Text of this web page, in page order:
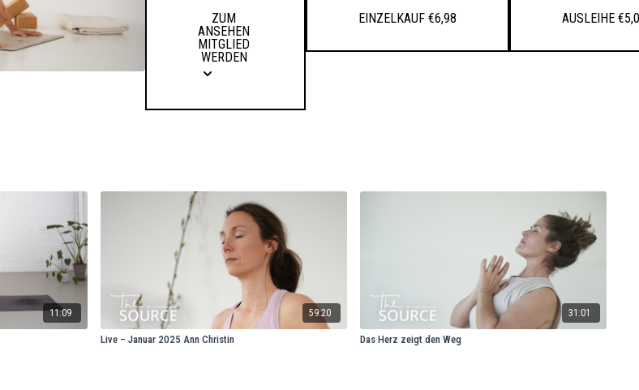
ZUM
ANSEHEN
MITGLIED
WERDEN
Einzelkauf €6,98 Ausleihe
11:09 59:20
Live – Januar 2025 Ann Christin
31:01
Das Herz zeigt den Weg